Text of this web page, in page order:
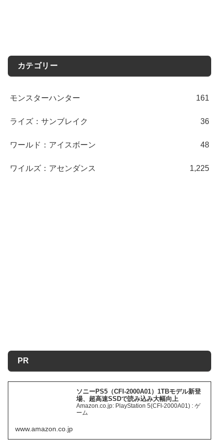
カテゴリー
モンスターハンター 161
ライズ：サンブレイク 36
ワールド：アイスボーン 48
ワイルズ：アセンダンス 1,225
PR
ソニーPS5（CFI-2000A01）1TBモデル新登
場、超高速SSDで読み込み大幅向上
Amazon.co.jp: PlayStation 5(CFI-2000A01) : ゲ
ーム
www.amazon.co.jp